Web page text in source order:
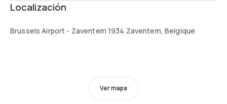
Localización
Brussels Airport - Zaventem 1934 Zaventem, Belgique
Ver mapa